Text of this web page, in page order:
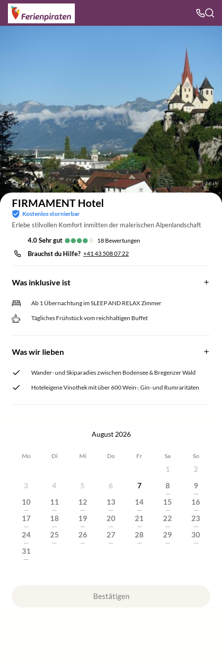
Auf der Karte anzeigen
FIRMAMENT Hotel
Kostenlos stornierbar
Erlebe stilvollen Komfort inmitten der malerischen Alpenlandschaft
4.0
sehr gut 18 Bewertungen
Brauchst du Hilfe? +41 43 508 07 22
Was inklusive ist
Ab 1 Übernachtung im SLEEP AND RELAX Zimmer
Tägliches Frühstück vom reichhaltigen Buffet
Was wir lieben
Wander- und Skiparadies zwischen Bodensee & Bregenzer Wald
Hoteleigene Vinothek mit über 600 Wein-, Gin- und Rumraritäten
August 2026
Mo Di Mi Do Fr Sa So
1
2
3
4 5 6 7 8
---
9
---
10
---
11
---
12
---
13
---
14
---
15
---
16
---
17
---
18
---
19
---
20
---
21
---
22
---
23
---
24
---
25
---
26
---
27
---
28
---
29
---
30
---
31
---
Bestätigen